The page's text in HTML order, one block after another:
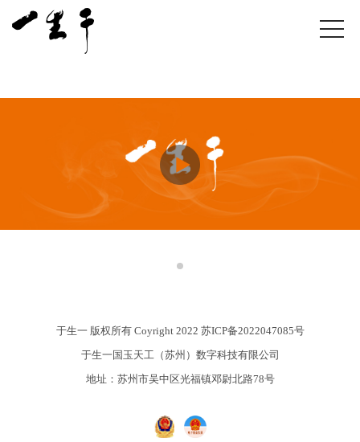
于生一 版权所有 Coyright 2022 苏ICP备2022047085号
于生一国玉天工（苏州）数字科技有限公司
地址：苏州市吴中区光福镇邓尉北路78号